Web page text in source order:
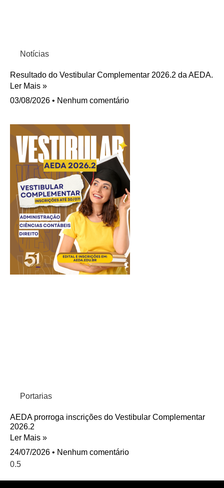
Notícias
Resultado do Vestibular Complementar 2026.2 da AEDA.
Ler Mais »
03/08/2026
Nenhum comentário
Portarias
AEDA prorroga inscrições do Vestibular Complementar
2026.2
Ler Mais »
24/07/2026
Nenhum comentário